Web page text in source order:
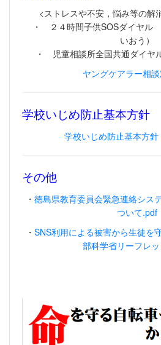
<ストレスや不安，悩み等の解
・ ２４時間子供SOSダイヤル
いおう）
・ 児童相談所全国共通ダイヤ
ヤングケアラー相
学校いじめ防止基本方針
学校いじめ防止基本方
その他
・ 徳島県教育委員会緊急連絡シス
ついて.pdf
・ SNS利用による被害から生徒
部科学省リーフレ